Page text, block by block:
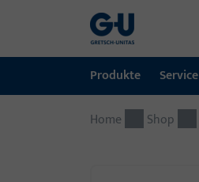
Produkte
Produkte
Service
Service
Über Uns
Karriere
Referenzen
Kontakt
Home Shop